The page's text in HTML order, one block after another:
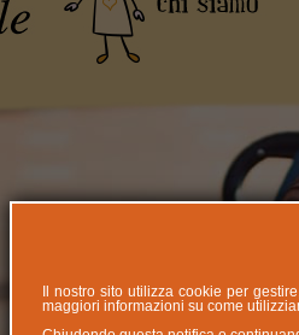
Il nostro sito utilizza cookie per
maggiori informazioni su come